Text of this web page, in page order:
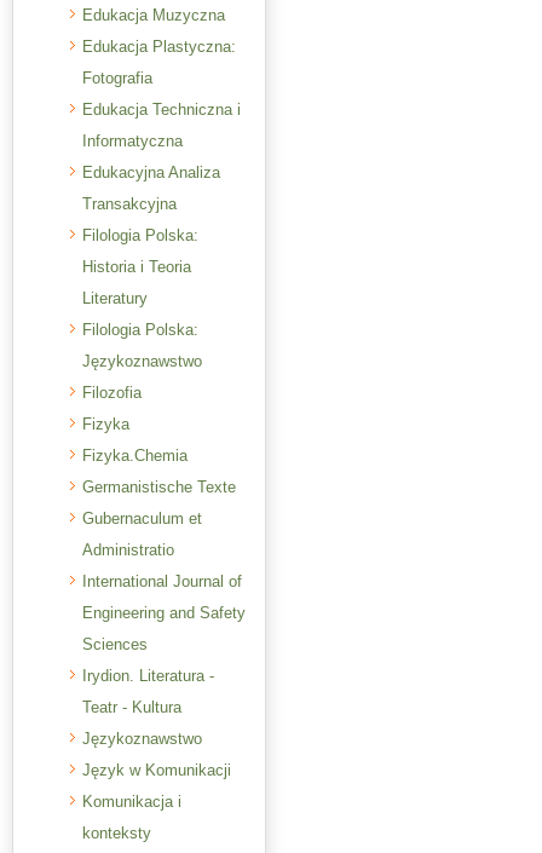
Edukacja Muzyczna
Edukacja Plastyczna:
Fotografia
Edukacja Techniczna i
Informatyczna
Edukacyjna Analiza
Transakcyjna
Filologia Polska:
Historia i Teoria
Literatury
Filologia Polska:
Językoznawstwo
Filozofia
Fizyka
Fizyka.Chemia
Germanistische Texte
Gubernaculum et
Administratio
International Journal of
Engineering and Safety
Sciences
Irydion. Literatura -
Teatr - Kultura
Językoznawstwo
Język w Komunikacji
Komunikacja i
konteksty